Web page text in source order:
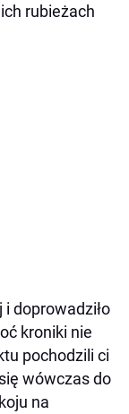
rubieżach
doprowadziło
kroniki nie
pochodzili ci
wówczas do
na